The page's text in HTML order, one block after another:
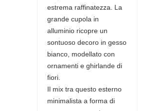
estrema raffinatezza. La
grande cupola in
alluminio ricopre un
sontuoso decoro in gesso
bianco, modellato con
ornamenti e ghirlande di
fiori.
Il mix tra questo esterno
minimalista a forma di